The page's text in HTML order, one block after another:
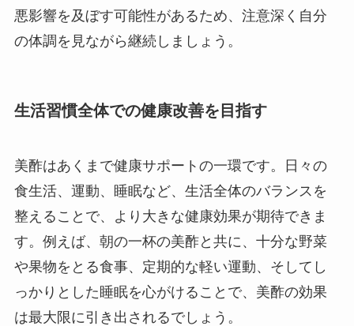
悪影響を及ぼす可能性があるため、注意深く自分
の体調を見ながら継続しましょう。
生活習慣全体での健康改善を目指す
美酢はあくまで健康サポートの一環です。日々の
食生活、運動、睡眠など、生活全体のバランスを
整えることで、より大きな健康効果が期待できま
す。例えば、朝の一杯の美酢と共に、十分な野菜
や果物をとる食事、定期的な軽い運動、そしてし
っかりとした睡眠を心がけることで、美酢の効果
は最大限に引き出されるでしょう。